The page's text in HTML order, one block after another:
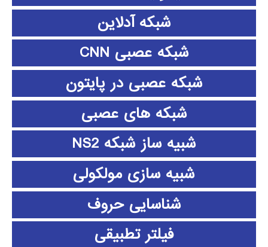
شبکه آدلاین
شبکه عصبی CNN
شبکه عصبی در پایتون
شبکه های عصبی
شبیه ساز شبکه NS2
شبیه سازی مولکولی
شناسایی حروف
فیلتر تطبیقی